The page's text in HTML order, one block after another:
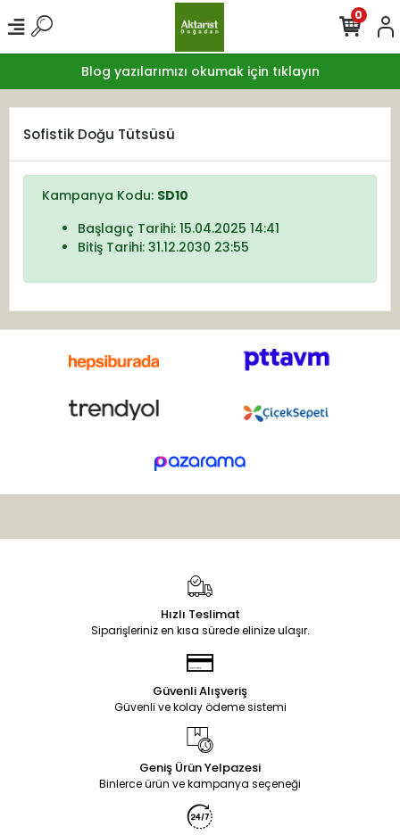
Blog yazılarımızı okumak için tıklayın
0
Sofistik Doğu Tütsüsü
Kampanya Kodu: SD10
Başlagıç Tarihi: 15.04.2025 14:41
Bitiş Tarihi: 31.12.2030 23:55
Hızlı Teslimat
Siparişleriniz en kısa sürede elinize ulaşır.
Güvenli Alışveriş
Güvenli ve kolay ödeme sistemi
Geniş Ürün Yelpazesi
Binlerce ürün ve kampanya seçeneği